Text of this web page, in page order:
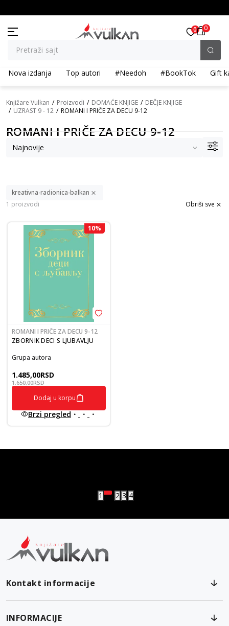
Pretraži sajt
0 0
Nova izdanja Top autori #Needoh #BookTok Gift
Knjižare Vulkan Proizvodi DOMAĆE KNJIGE
DEČJE KNJIGE
UZRAST 9 - 12
ROMANI I PRIČE ZA DECU 9-12
ROMANI I PRIČE ZA DECU 9-12
kreativna-radionica-balkan
1 proizvodi
Obriši sve
10%
ROMANI I PRIČE ZA DECU 9-12
ZBORNIK DECI S LJUBAVLJU
Grupa autora
1.485,00RSD
1.650,00RSD
Dodaj u korpu
Brzi pregled
1
2 3 4
Kontakt informacije
INFORMACIJE